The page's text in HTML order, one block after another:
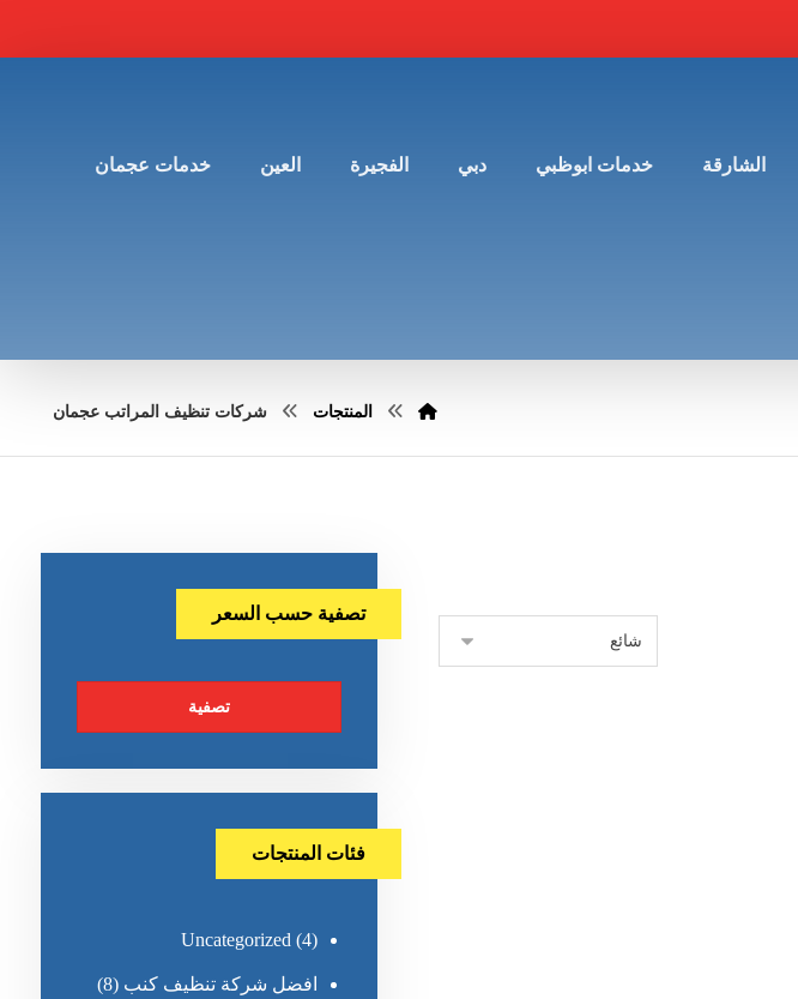
الشارقة خدمات ابوظبي دبي الفجيرة العين خدمات عجمان
المنتجات شركات تنظيف المراتب عجمان
تصفية حسب السعر
تصفية
فئات المنتجات
Uncategorized (4)
افضل شركة تنظيف كنب (8)